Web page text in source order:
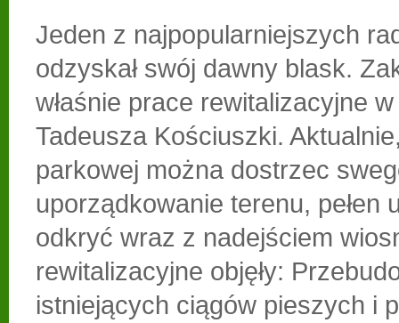
Jeden z najpopularniejszych
odzyskał swój dawny blask.
właśnie prace rewitalizacyjne
Tadeusza Kościuszki.
parkowej można dostrzec
uporządkowanie terenu, pełen
odkryć wraz z nadejściem
rewitalizacyjne objęły:
istniejących ciągów pieszych i